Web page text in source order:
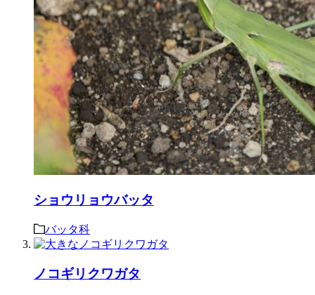
ショウリョウバッタ
バッタ科
ノコギリクワガタ